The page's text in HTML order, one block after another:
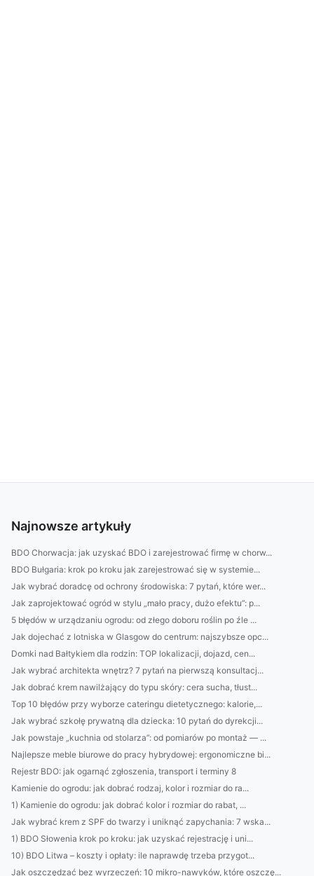
Najnowsze artykuły
BDO Chorwacja: jak uzyskać BDO i zarejestrować firmę w chorw...
BDO Bułgaria: krok po kroku jak zarejestrować się w systemie...
Jak wybrać doradcę od ochrony środowiska: 7 pytań, które wer...
Jak zaprojektować ogród w stylu „mało pracy, dużo efektu”: p...
5 błędów w urządzaniu ogrodu: od złego doboru roślin po źle ...
Jak dojechać z lotniska w Glasgow do centrum: najszybsze opc...
Domki nad Bałtykiem dla rodzin: TOP lokalizacji, dojazd, cen...
Jak wybrać architekta wnętrz? 7 pytań na pierwszą konsultacj...
Jak dobrać krem nawilżający do typu skóry: cera sucha, tłust...
Top 10 błędów przy wyborze cateringu dietetycznego: kalorie,...
Jak wybrać szkołę prywatną dla dziecka: 10 pytań do dyrekcji...
Jak powstaje „kuchnia od stolarza”: od pomiarów po montaż — ...
Najlepsze meble biurowe do pracy hybrydowej: ergonomiczne bi...
Rejestr BDO: jak ogarnąć zgłoszenia, transport i terminy 8
Kamienie do ogrodu: jak dobrać rodzaj, kolor i rozmiar do ra...
1) Kamienie do ogrodu: jak dobrać kolor i rozmiar do rabat, ...
Jak wybrać krem z SPF do twarzy i uniknąć zapychania: 7 wska...
1) BDO Słowenia krok po kroku: jak uzyskać rejestrację i uni...
10) BDO Litwa – koszty i opłaty: ile naprawdę trzeba przygot...
Jak oszczędzać bez wyrzeczeń: 10 mikro-nawyków, które oszczę...